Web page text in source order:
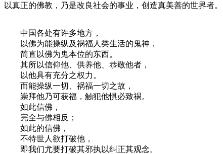
以真正的佛教，乃是改良社会的事业，创造真美善的世界者。
中国各处有许多地方，
以佛为能操纵及祸福人类生活的鬼神，
简直以佛为鬼本位的东西。
其所以信仰他、供养他、恭敬他者，
以他具有充分之权力。
而能操纵一切、祸福一切之故，
崇拜他乃可获福，触犯他惧必致祸。
如此信佛，
完全与佛相反；
如此的信佛，
不特世人欲打破他，
即我们尤要打破其邪执以纠正其观念。